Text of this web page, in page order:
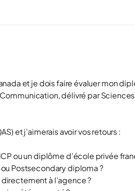
et je dois faire évaluer mon
délivré par
et j’aimerais avoir vos retours :
ou un diplôme d’école privée
Postsecondary diploma?
à l’agence ?